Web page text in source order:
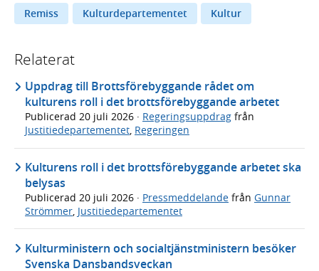
Remiss Kulturdepartementet Kultur
Relaterat
Uppdrag till Brottsförebyggande rådet om
kulturens roll i det brottsförebyggande arbetet
Publicerad 20 juli 2026 · Regeringsuppdrag från
Justitiedepartementet, Regeringen
Kulturens roll i det brottsförebyggande arbetet ska
belysas
Publicerad 20 juli 2026 · Pressmeddelande från Gunnar
Strömmer, Justitiedepartementet
Kulturministern och socialtjänstministern besöker
Svenska Dansbandsveckan